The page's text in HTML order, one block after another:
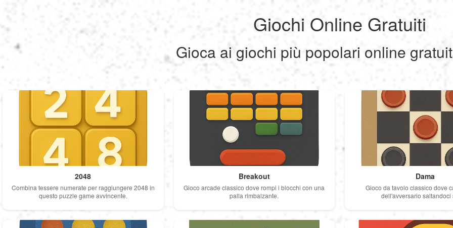
Giochi Online Gratuiti
Gioca ai giochi più popolari online
2048
Combina tessere numerate per raggiungere 2048 in
questo puzzle game avvincente.
Breakout
Gioco arcade classico dove rompi i blocchi con una
palla rimbalzante.
Dama
Gioco da tavolo classico dove
dell'avversario saltandoci